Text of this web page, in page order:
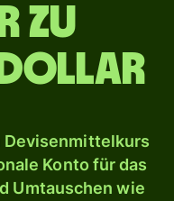
zu
Dollar
Devisenmittelkurs
Konto für das
Umtauschen wie